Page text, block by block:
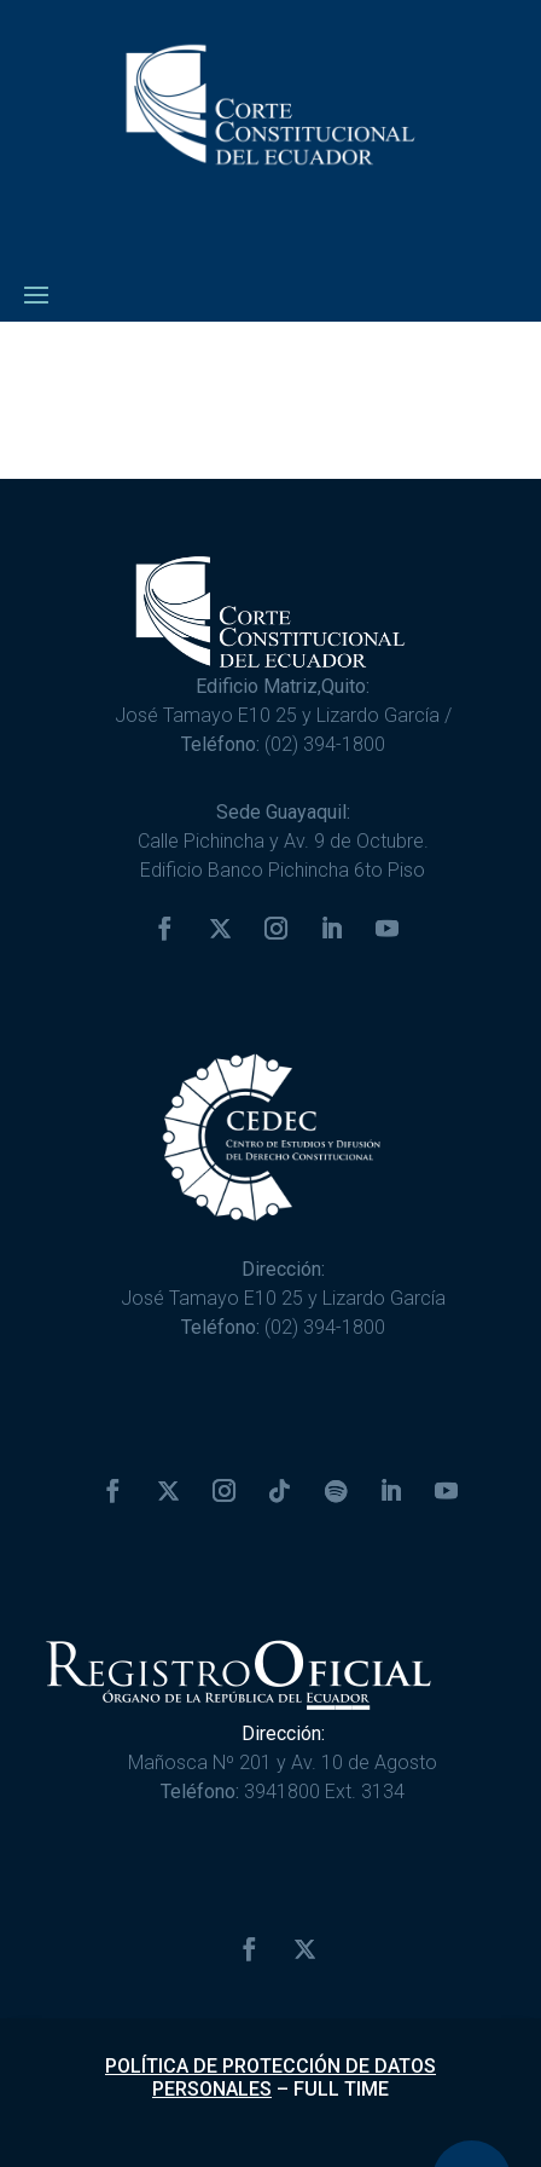
Edificio Matriz,Quito:
José Tamayo E10 25 y Lizardo García /
Teléfono: (02) 394-1800
Sede Guayaquil:
Calle Pichincha y Av. 9 de Octubre.
Edificio Banco Pichincha 6to Piso
Dirección:
José Tamayo E10 25 y Lizardo García
Teléfono: (02) 394-1800
Dirección:
Mañosca Nº 201 y Av. 10 de Agosto
Teléfono: 3941800 Ext. 3134
POLÍTICA DE PROTECCIÓN DE DATOS
PERSONALES – FULL TIME